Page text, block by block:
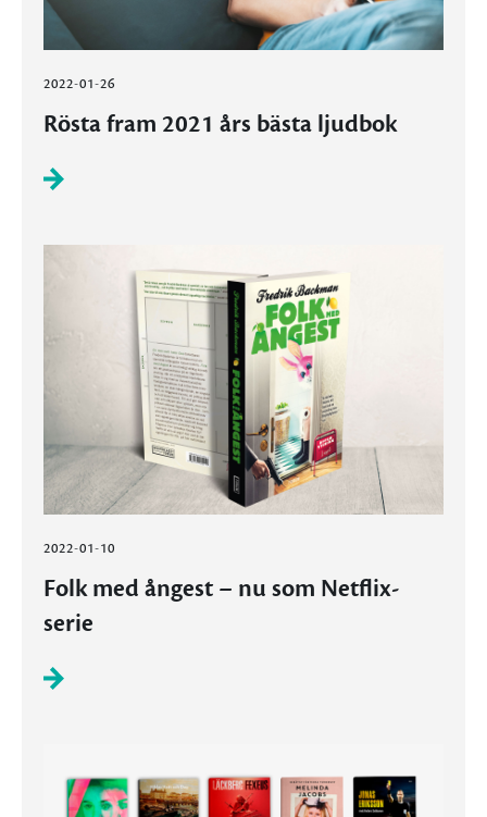
2022-01-26
Rösta fram 2021 års bästa ljudbok
2022-01-10
Folk med ångest – nu som Netflix-
serie